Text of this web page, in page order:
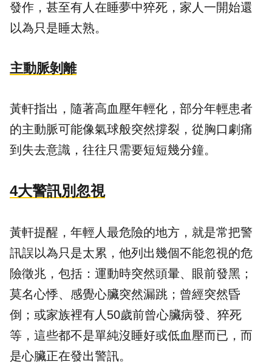
發作，甚至有人在睡夢中猝死，家人一開始還
以為只是睡太熟。
主動脈剝離
黃軒指出，隨著高血壓年輕化，部分年輕患者
的主動脈可能像氣球般突然撐裂，從胸口劇痛
到失去意識，往往只需要短短幾分鐘。
4大警訊別忽視
黃軒提醒，年輕人最危險的地方，就是常把警
訊誤以為只是太累，他列出幾個不能忽視的危
險徵兆，包括：運動時突然頭暈、眼前發黑；
莫名心悸、感覺心臟突然漏跳；曾經突然昏
倒；或家族裡有人50歲前曾心臟病發、猝死
等，這些都不是單純沒睡好或低血壓而已，而
是心臟正在發出警訊。